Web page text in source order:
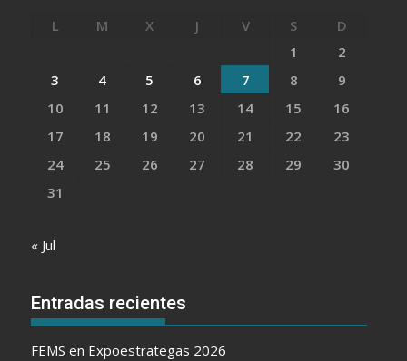
L M X J V S
D
1
2
3
4 5 6 7 8
9
10
11 12 13 14 15
16
17
18 19 20 21 22
23
24
25 26 27 28 29
30
31
« Jul
Entradas recientes
FEMS en Expoestrategas 2026